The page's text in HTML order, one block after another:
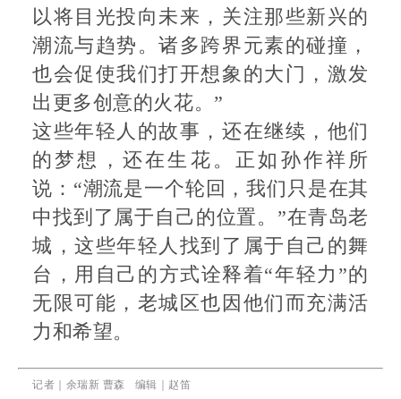
以将目光投向未来，关注那些新兴的
潮流与趋势。诸多跨界元素的碰撞，
也会促使我们打开想象的大门，激发
出更多创意的火花。”
这些年轻人的故事，还在继续，他们
的梦想，还在生花。正如孙作祥所
说：“潮流是一个轮回，我们只是在其
中找到了属于自己的位置。”在青岛老
城，这些年轻人找到了属于自己的舞
台，用自己的方式诠释着“年轻力”的
无限可能，老城区也因他们而充满活
力和希望。
记者｜ 余瑞新 曹森
编辑｜赵笛